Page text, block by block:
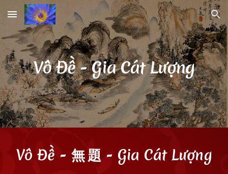
Skip to main content Skip to navigation
Vô Đề - Gia Cát Lượng
Vô Đề - 無題- Gia Cát Lượng